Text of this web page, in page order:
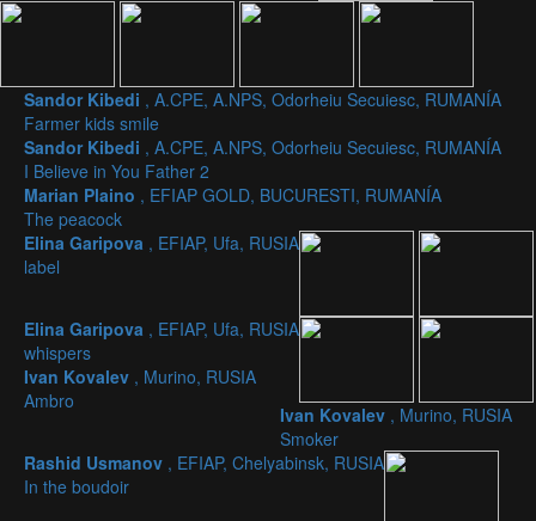
Sandor Kibedi , A.CPE, A.NPS, Odorheiu Secuiesc, RUMANÍA
Farmer kids smile
Sandor Kibedi , A.CPE, A.NPS, Odorheiu Secuiesc, RUMANÍA
I Believe in You Father 2
Marian Plaino , EFIAP GOLD, BUCURESTI, RUMANÍA
The peacock
Elina Garipova , EFIAP, Ufa, RUSIA
label
Elina Garipova , EFIAP, Ufa, RUSIA
whispers
Ivan Kovalev , Murino, RUSIA
Ambro
Ivan Kovalev , Murino, RUSIA
Smoker
Rashid Usmanov , EFIAP, Chelyabinsk, RUSIA
In the boudoir